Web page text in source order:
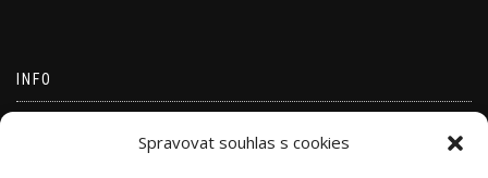
Spravovat souhlas s cookies
INFO